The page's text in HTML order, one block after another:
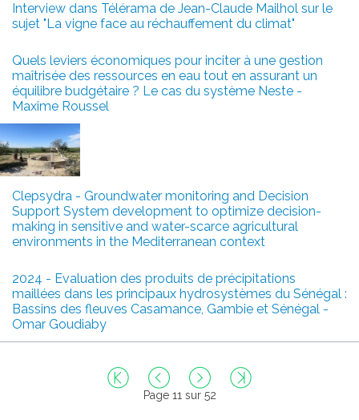
Interview dans Télérama de Jean-Claude Mailhol sur le
sujet "La vigne face au réchauffement du climat"
Quels leviers économiques pour inciter à une gestion
maîtrisée des ressources en eau tout en assurant un
équilibre budgétaire ? Le cas du système Neste -
Maxime Roussel
Clepsydra - Groundwater monitoring and Decision
Support System development to optimize decision-
making in sensitive and water-scarce agricultural
environments in the Mediterranean context
2024 - Evaluation des produits de précipitations
maillées dans les principaux hydrosystèmes du Sénégal :
Bassins des fleuves Casamance, Gambie et Sénégal -
Omar Goudiaby
Page 11 sur 52